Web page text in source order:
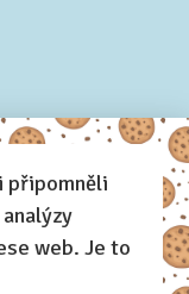
připomněli
web. Je to